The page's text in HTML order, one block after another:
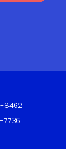
8462
7736